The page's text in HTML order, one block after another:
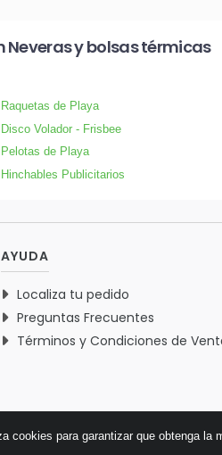
y bolsas térmicas
Raquetas de Playa
Disco Volador - Frisbee
Pelotas de Playa
Hinchables Publicitarios
AYUDA
Localiza tu pedido
Preguntas Frecuentes
Términos y Condiciones de
cookies para garantizar que obtenga la